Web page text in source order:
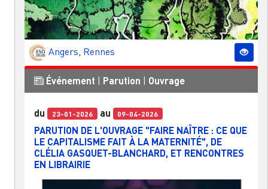
Angers, Rennes
Événement Parution Ouvrage
du 23-01-2026 au 09-04-2026
PARUTION DE L'OUVRAGE "FAIRE NAÎTRE : CE QUE
LE CAPITALISME FAIT À LA MATERNITÉ", DE
CLÉLIA GASQUET-BLANCHARD, ET RENCONTRES
EN LIBRAIRIE